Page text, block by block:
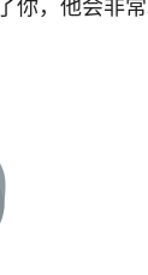
，他会非